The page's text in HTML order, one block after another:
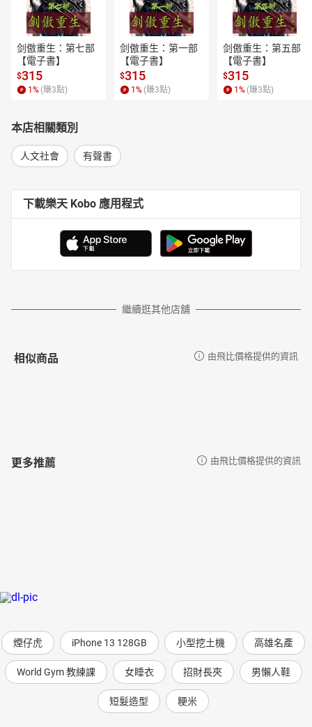
剑傲重生：第七部
【電子書】
$315
1 % (賺3點)
剑傲重生：第一部
【電子書】
$315
1 % (賺3點)
剑傲重生：第五部
【電子書】
$315
1 % (賺3點)
本店相關類別
人文社會 有聲書
下載樂天 Kobo 應用程式
繼續逛其他店舖
相似商品 由飛比價格提供的資訊
更多推薦 由飛比價格提供的資訊
煙仔虎 iPhone 13 128GB 小型挖土機 高雄名產
World Gym 教練課 女睡衣 招財長夾 男懶人鞋
短髮造型 粳米